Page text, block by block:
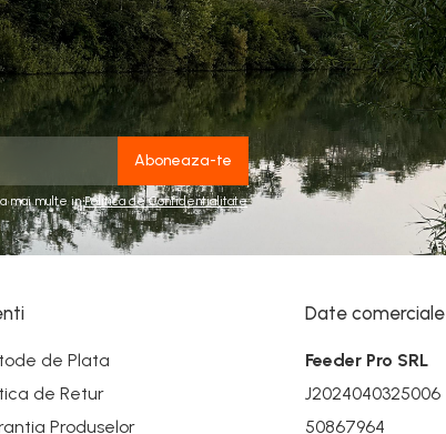
mai multe inPolitica de Confidentialitate
de Plata
de Retur
Produselor
Date comerciale
Feeder Pro SRL
J2024040325006
50867964